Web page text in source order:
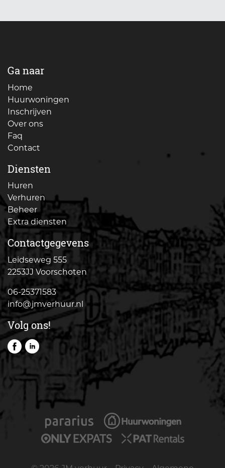
Ga naar
Home
Huurwoningen
Inschrijven
Over ons
Faq
Contact
Diensten
Huren
Verhuren
Beheer
Extra diensten
Contactgegevens
Leidseweg 555
2253JJ Voorschoten
06-25371583
info@jmverhuur.nl
Volg ons!